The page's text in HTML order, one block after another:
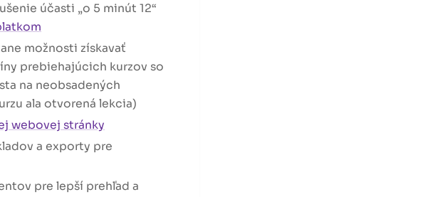
účasti „o 5 minút 12“
možnosti získavať
prebiehajúcich kurzov so
na neobsadených
ala otvorená lekcia)
webovej stránky
a exporty pre
pre lepší prehľad a